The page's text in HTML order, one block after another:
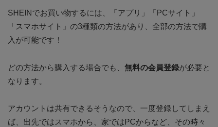
SHEINでお買い物するには、「アプリ」「PCサイト」
「スマホサイト」の3種類の方法があり、全部の方法で購
入が可能です！
どの方法から購入する場合でも、 無料の会員登録が必要と
なります。
アカウントは共有できるそうなので、一度登録してしまえ
ば、出先ではスマホから、家ではPCからなど、その時々